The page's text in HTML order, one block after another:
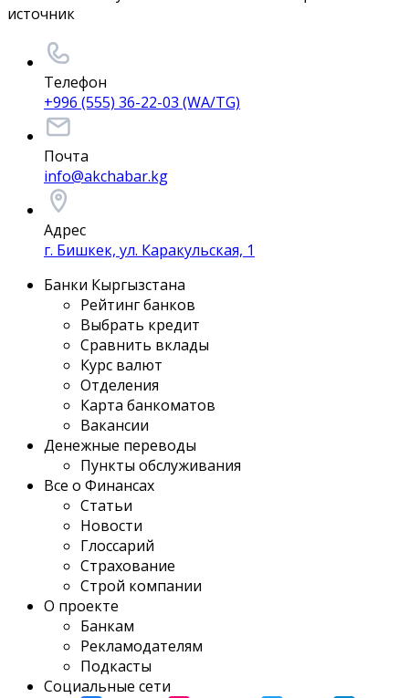
источник
Телефон
+996 (555) 36-22-03 (WA/TG)
Почта
info@akchabar.kg
Адрес
г. Бишкек, ул. Каракульская, 1
Банки Кыргызстана
Рейтинг банков
Выбрать кредит
Сравнить вклады
Курс валют
Отделения
Карта банкоматов
Вакансии
Денежные переводы
Пункты обслуживания
Все о Финансах
Статьи
Новости
Глоссарий
Страхование
Строй компании
О проекте
Банкам
Рекламодателям
Подкасты
Социальные сети